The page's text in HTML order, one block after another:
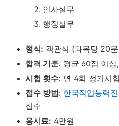
인사실무
행정실무
형식: 객관식 (과목당 20
합격 기준: 평균 60점 이
시험 횟수: 연 4회 정기시험
접수 방법: 한국직업능력
접수
응시료: 4만원